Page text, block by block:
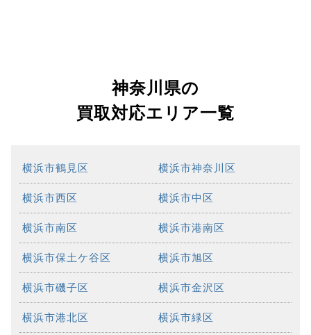
神奈川県の
買取対応エリア一覧
横浜市鶴見区 横浜市神奈川区
横浜市西区 横浜市中区
横浜市南区 横浜市港南区
横浜市保土ケ谷区 横浜市旭区
横浜市磯子区 横浜市金沢区
横浜市港北区 横浜市緑区